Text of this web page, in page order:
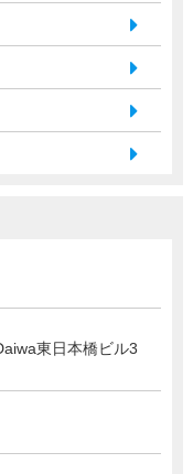
東日本橋ビル3